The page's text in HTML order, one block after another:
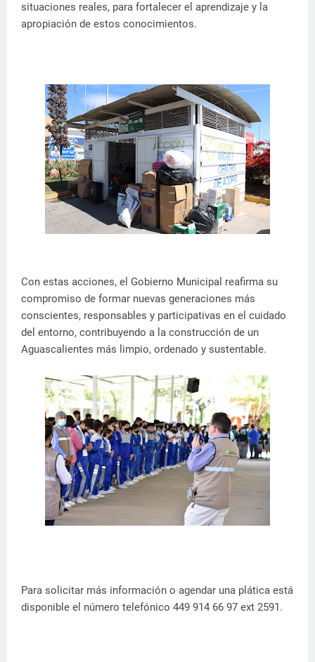
situaciones reales, para fortalecer el aprendizaje y la
apropiación de estos conocimientos.
Con estas acciones, el Gobierno Municipal reafirma su
compromiso de formar nuevas generaciones más
conscientes, responsables y participativas en el cuidado
del entorno, contribuyendo a la construcción de un
Aguascalientes más limpio, ordenado y sustentable.
Para solicitar más información o agendar una plática está
disponible el número telefónico 449 914 66 97 ext 2591.